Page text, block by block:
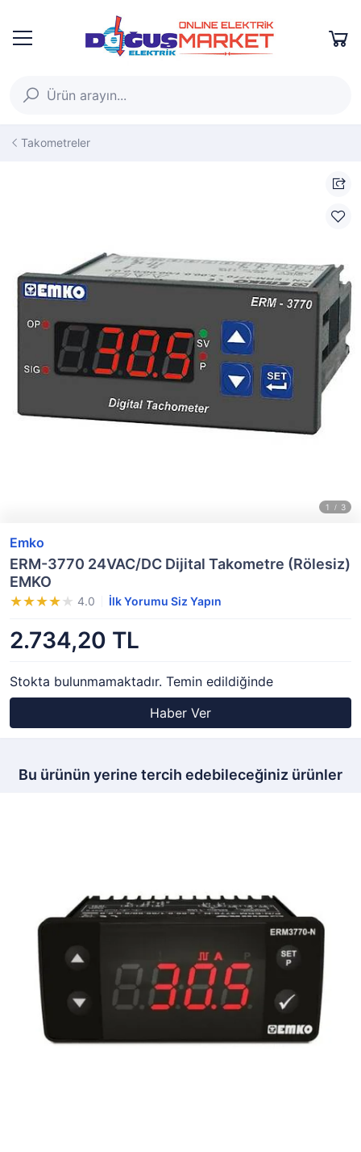
Takometreler
Emko
ERM-3770 24VAC/DC Dijital Takometre (Rölesiz)
EMKO
4.0 İlk Yorumu Siz Yapın
2.734,20 TL
Stokta bulunmamaktadır. Temin edildiğinde
Haber Ver
Bu ürünün yerine tercih edebileceğiniz ürünler